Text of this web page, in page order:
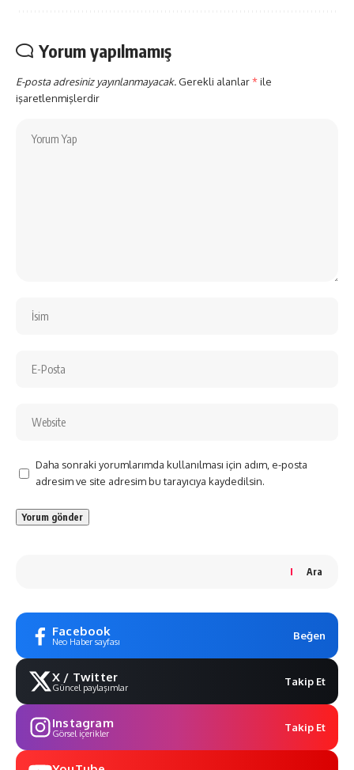
Yorum yapılmamış
E-posta adresiniz yayınlanmayacak. Gerekli alanlar*ile
işaretlenmişlerdir
Daha sonraki yorumlarımda kullanılması için adım, e-posta
adresim ve site adresim bu tarayıcıya kaydedilsin.
Ara
Facebook
Neo Haber sayfası Beğen
X / Twitter
Güncel paylaşımlar Takip Et
Instagram
Görsel içerikler Takip Et